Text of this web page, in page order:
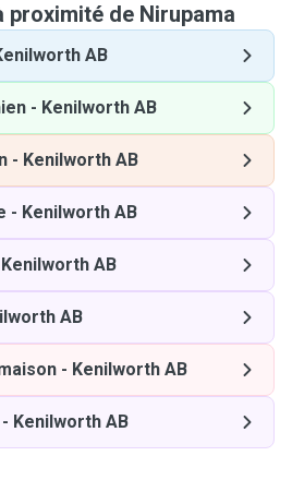
proximité de Nirupama
AB
- Kenilworth AB
- Kenilworth AB
- Kenilworth AB
Kenilworth AB
AB
- Kenilworth AB
- Kenilworth AB